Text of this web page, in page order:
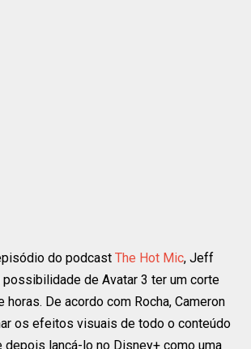
do podcastThe Hot Mic, Jeff
de Avatar 3 ter um corte
De acordo com Rocha, Cameron
os efeitos visuais de todo o conteúdo
lançá-lo no Disney+ como uma